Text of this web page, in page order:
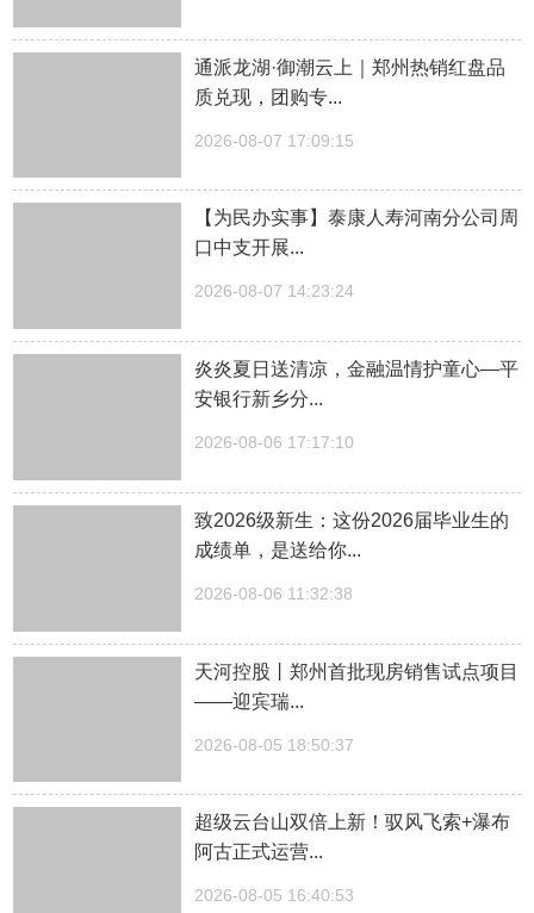
通派龙湖·御潮云上｜郑州热销红盘品
质兑现，团购专...
2026-08-07 17:09:15
【为民办实事】泰康人寿河南分公司周
口中支开展...
2026-08-07 14:23:24
炎炎夏日送清凉，金融温情护童心—平
安银行新乡分...
2026-08-06 17:17:10
致2026级新生：这份2026届毕业生的
成绩单，是送给你...
2026-08-06 11:32:38
天河控股丨郑州首批现房销售试点项目
——迎宾瑞...
2026-08-05 18:50:37
超级云台山双倍上新！驭风飞索+瀑布
阿古正式运营...
2026-08-05 16:40:53